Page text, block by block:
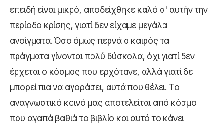
επειδή είναι μικρό, αποδείχθηκε καλό σ' αυτήν την
περίοδο κρίσης, γιατί δεν είχαμε μεγάλα
ανοίγματα. Όσο όμως περνά ο καιρός τα
πράγματα γίνονται πολύ δύσκολα, όχι γιατί δεν
έρχεται ο κόσμος που ερχότανε, αλλά γιατί δε
μπορεί πια να αγοράσει, αυτά που θέλει. Το
αναγνωστικό κοινό μας αποτελείται από κόσμο
που αγαπά βαθιά το βιβλίο και αυτό το κάνει